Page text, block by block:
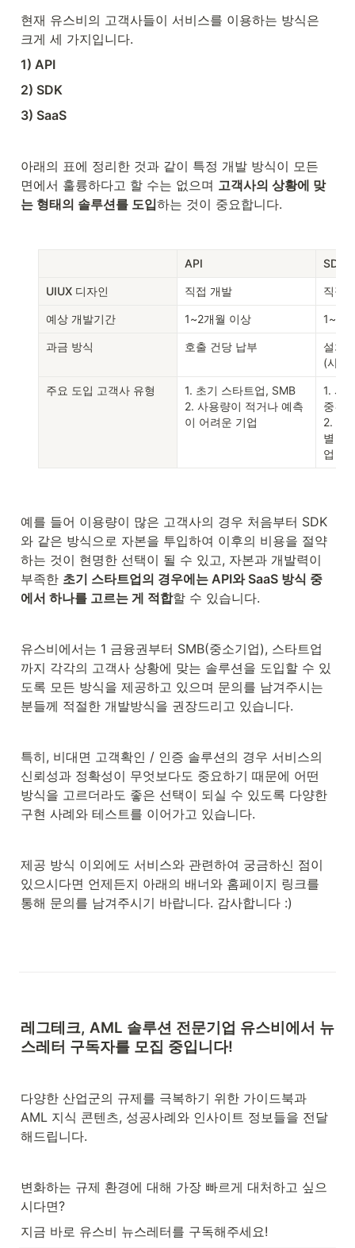
현재 유스비의 고객사들이 서비스를 이용하는 방식은
크게 세 가지입니다.
1) API
2) SDK
3) SaaS
아래의 표에 정리한 것과 같이 특정 개발 방식이 모든
면에서 훌륭하다고 할 수는 없으며 고객사의 상황에 맞
는 형태의 솔루션를 도입하는 것이 중요합니다.
API SDK
UIUX 디자인 직접 개발 직접
예상 개발기간 1~2개월 이상 1~2
과금 방식 호출 건당 납부
설치
(사용
주요 도입 고객사 유형
1. 초기 스타트업, SMB
2. 사용량이 적거나 예측
이 어려운 기업
1. 서
중견
2. 높
별 비
업
예를 들어 이용량이 많은 고객사의 경우 처음부터 SDK
와 같은 방식으로 자본을 투입하여 이후의 비용을 절약
하는 것이 현명한 선택이 될 수 있고, 자본과 개발력이
부족한 초기 스타트업의 경우에는 API와 SaaS 방식 중
에서 하나를 고르는 게 적합할 수 있습니다.
유스비에서는 1 금융권부터 SMB(중소기업), 스타트업
까지 각각의 고객사 상황에 맞는 솔루션을 도입할 수 있
도록 모든 방식을 제공하고 있으며 문의를 남겨주시는
분들께 적절한 개발방식을 권장드리고 있습니다.
특히, 비대면 고객확인 / 인증 솔루션의 경우 서비스의
신뢰성과 정확성이 무엇보다도 중요하기 때문에 어떤
방식을 고르더라도 좋은 선택이 되실 수 있도록 다양한
구현 사례와 테스트를 이어가고 있습니다.
제공 방식 이외에도 서비스와 관련하여 궁금하신 점이
있으시다면 언제든지 아래의 배너와 홈페이지 링크를
통해 문의를 남겨주시기 바랍니다. 감사합니다 :)
레그테크, AML 솔루션 전문기업 유스비에서 뉴
스레터 구독자를 모집 중입니다!
다양한 산업군의 규제를 극복하기 위한 가이드북과
AML 지식 콘텐츠, 성공사례와 인사이트 정보들을 전달
해드립니다.
변화하는 규제 환경에 대해 가장 빠르게 대처하고 싶으
시다면?
지금 바로 유스비 뉴스레터를 구독해주세요!